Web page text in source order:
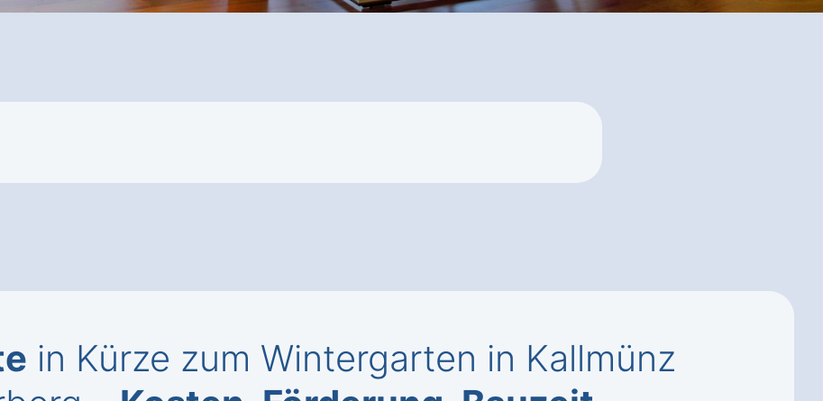
in Kürze zum Wintergarten in Kallmünz